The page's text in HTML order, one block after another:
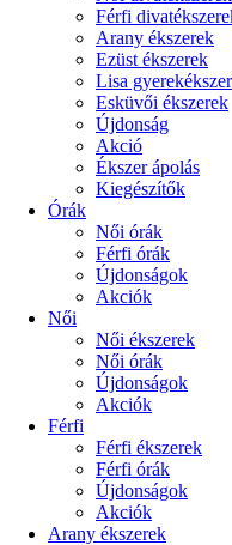
Férfi
Arany ékszerek
Ezüst ékszerek
Lisa gyerekékszer
Esküvői ékszerek
Újdonság
Akció
Ékszer ápolás
Kiegészítők
Órák
Női órák
Férfi órák
Újdonságok
Akciók
Női
Női ékszerek
Női órák
Újdonságok
Akciók
Férfi
Férfi ékszerek
Férfi órák
Újdonságok
Akciók
Arany ékszerek